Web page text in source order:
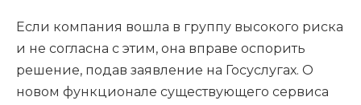
Если компания вошла в группу высокого риска
и не согласна с этим, она вправе оспорить
решение, подав заявление на Госуслугах. О
новом функционале существующего сервиса